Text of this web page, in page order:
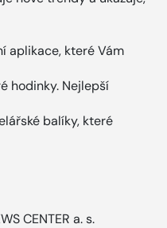
aplikace, které Vám
hodinky. Nejlepší
balíky, které
CENTER a. s.